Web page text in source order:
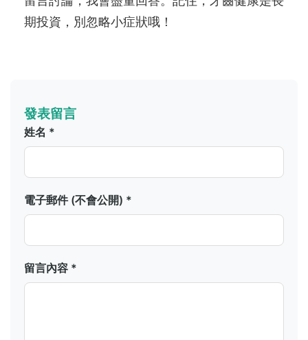
期投資，別忽略小症狀哦！
發表留言
姓名 *
電子郵件 (不會公開) *
留言內容 *